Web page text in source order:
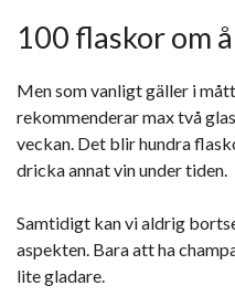
100 flaskor om
Men som vanligt gäller i
rekommenderar max två
veckan. Det blir hundra
dricka annat vin under tiden.
Samtidigt kan vi aldrig
aspekten. Bara att ha
lite gladare.